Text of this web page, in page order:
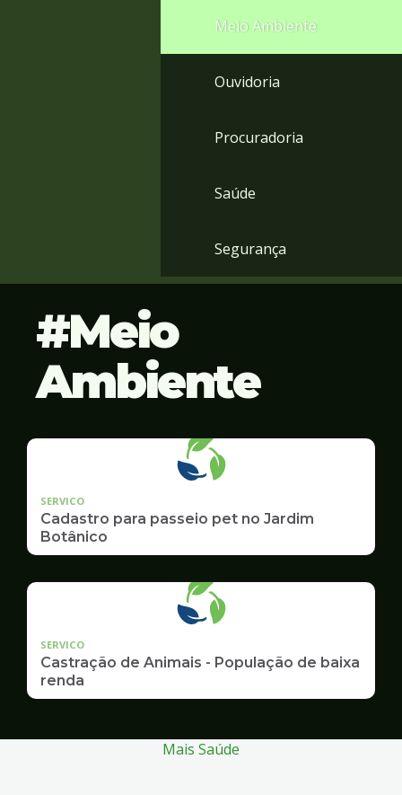
Meio Ambiente
Ouvidoria
Procuradoria
Saúde
Segurança
Meio
Ambiente
SERVICO
Cadastro para passeio pet no Jardim
Botânico
SERVICO
Castração de Animais - População de baixa
renda
Mais Saúde